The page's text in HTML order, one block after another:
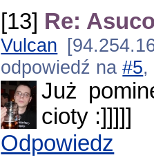
[13] Re:
Vulcan
odpowiedź na#5,
Już
cioty :]]]]]
Odpowiedz